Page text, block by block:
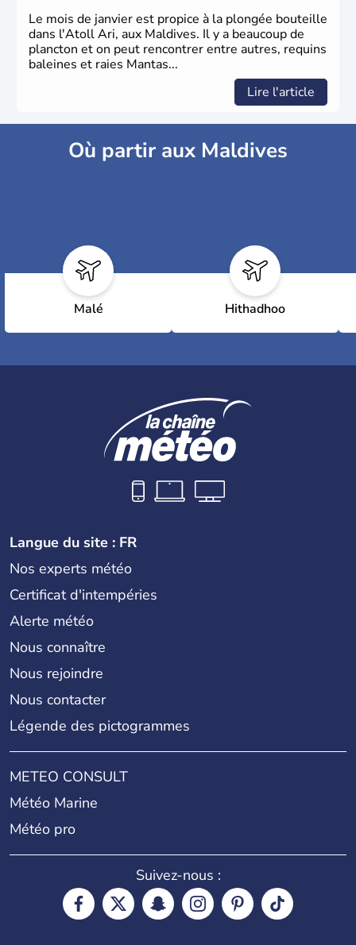
Le mois de janvier est propice à la plongée bouteille
dans l'Atoll Ari, aux Maldives. Il y a beaucoup de
plancton et on peut rencontrer entre autres, requins
baleines et raies Mantas...
Lire l'article
Où partir aux Maldives
Malé Hithadhoo
Langue du site : FR
Nos experts météo
Certificat d'intempéries
Alerte météo
Nous connaître
Nous rejoindre
Nous contacter
Légende des pictogrammes
METEO CONSULT
Météo Marine
Météo pro
Suivez-nous :